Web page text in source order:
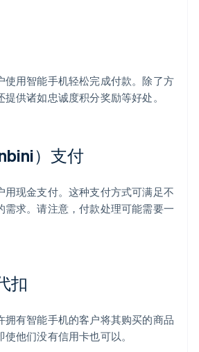
使用智能手机轻松完成付款。除了方
供诸如忠诚度积分奖励等好处。
）支付
用现金支付。这种支付方式可满足不
需求。请注意，付款处理可能需要一
扣
拥有智能手机的客户将其购买的商品
他们没有信用卡也可以。